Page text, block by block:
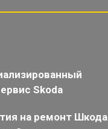
Skoda
на ремонт Шкода